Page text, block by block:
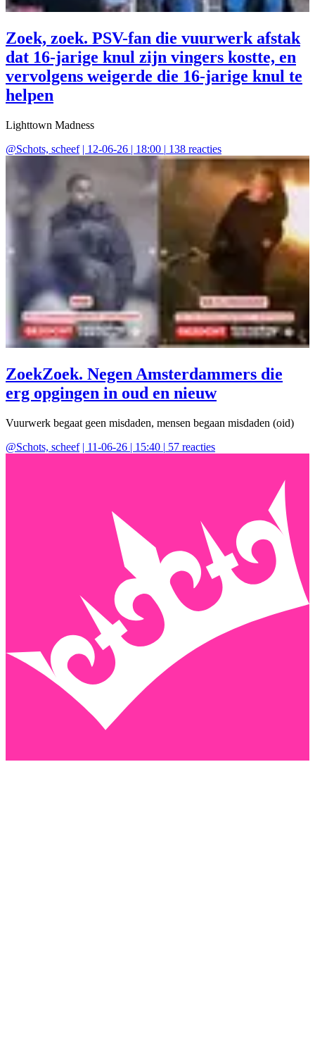
Zoek, zoek. PSV-fan die vuurwerk afstak
dat 16-jarige knul zijn vingers kostte, en
vervolgens weigerde die 16-jarige knul te
helpen
Lighttown Madness
@Schots, scheef | 12-06-26 | 18:00 | 138 reacties
ZoekZoek. Negen Amsterdammers die
erg opgingen in oud en nieuw
Vuurwerk begaat geen misdaden, mensen begaan misdaden (oid)
@Schots, scheef | 11-06-26 | 15:40 | 57 reacties